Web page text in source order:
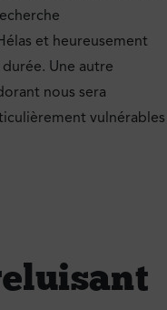
et heureusement
Une autre
nous sera
vulnérables